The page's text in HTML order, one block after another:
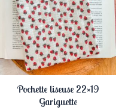
Pochette liseuse 22×19
Gariguette